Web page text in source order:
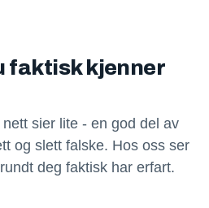
faktisk kjenner
sier lite - en god del av
og slett falske. Hos oss ser
deg faktisk har erfart.